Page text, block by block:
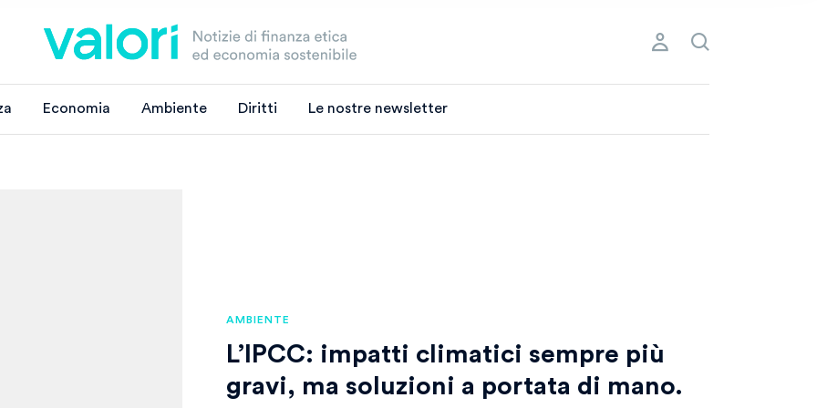
Economia Ambiente Diritti Le nostre newsletter
AMBIENTE
L’IPCC: impatti climatici sempre più
gravi, ma soluzioni a portata di mano.